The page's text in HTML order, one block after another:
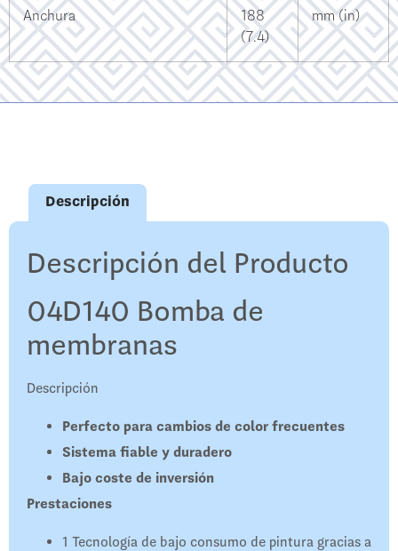
Anchura
188
(7.4)
mm (in)
Descripción
Descripción del Producto
04D140 Bomba de
membranas
Descripción
Perfecto para cambios de color frecuentes
Sistema fiable y duradero
Bajo coste de inversión
Prestaciones
1 Tecnología de bajo consumo de pintura gracias a